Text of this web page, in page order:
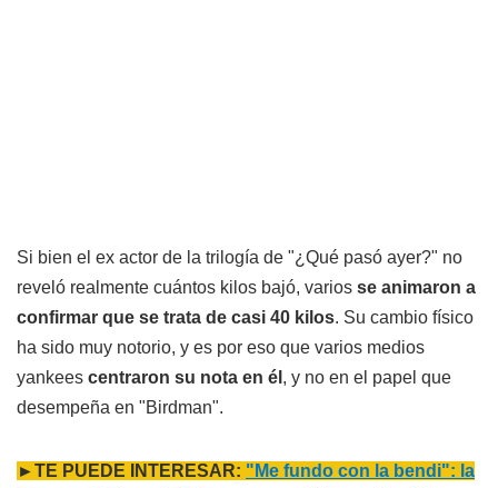
Si bien el ex actor de la trilogía de "¿Qué pasó ayer?" no
reveló realmente cuántos kilos bajó, varios se animaron a
confirmar que se trata de casi 40 kilos. Su cambio físico
ha sido muy notorio, y es por eso que varios medios
yankees centraron su nota en él , y no en el papel que
desempeña en "Birdman".
►TE PUEDE INTERESAR: "Me fundo con la bendi": la